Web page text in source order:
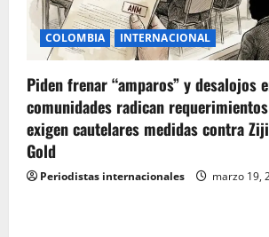
COLOMBIA INTERNACIONAL
Piden frenar “amparos” y desalojos
comunidades radican
exigen cautelares medidas contra
Gold
Periodistas internacionales marzo 19,